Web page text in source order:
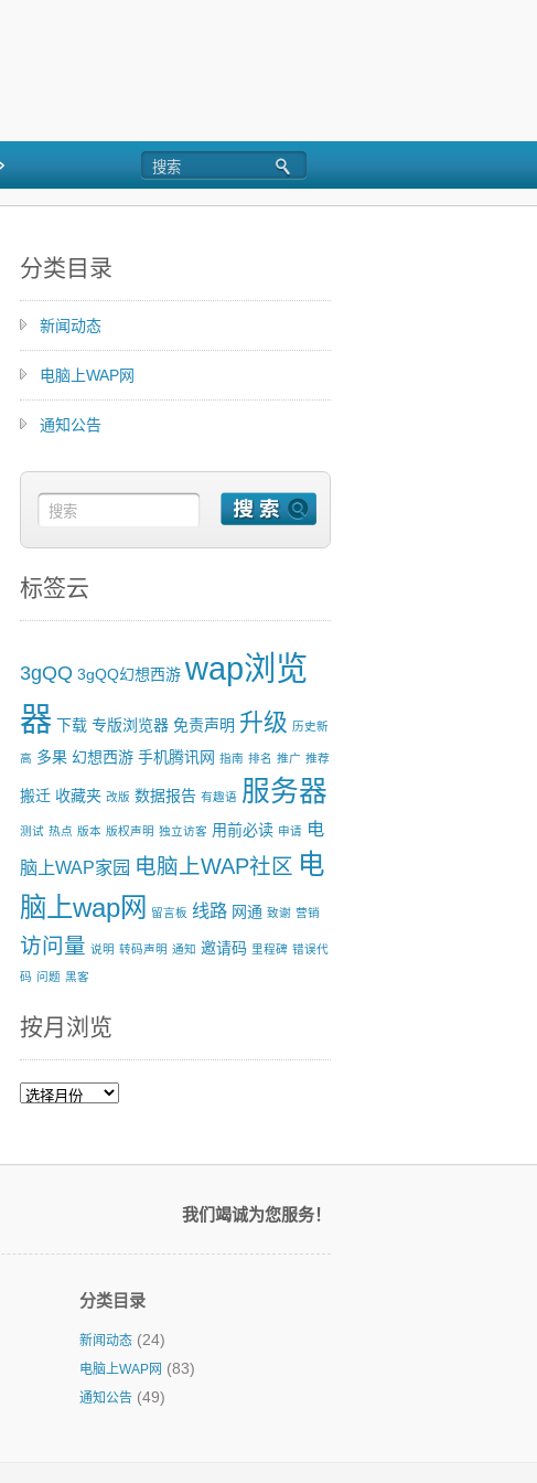
分类目录
新闻动态
电脑上WAP网
通知公告
标签云
3gQQ 3gQQ幻想西游 wap浏览
器 下载 专版浏览器 免责声明 升级 历史新
高 多果 幻想西游 手机腾讯网 指南 排名 推广 推荐
搬迁 收藏夹 改版 数据报告 有趣语 服务器
测试 热点 版本 版权声明 独立访客 用前必读 申请 电
脑上WAP家园 电脑上WAP社区 电
脑上wap网
留言板 线路 网通 致谢 营销
访问量 说明 转码声明 通知 邀请码 里程碑 错误代
码 问题 黑客
按月浏览
按
览
我们竭诚为您服务！
分类目录
新闻动态(24)
电脑上WAP网 (83)
通知公告(49)